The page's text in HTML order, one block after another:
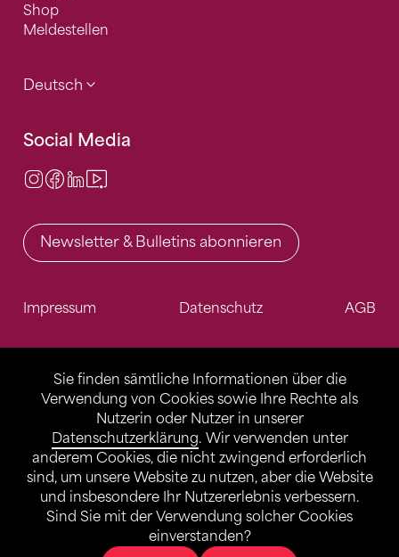
Sie finden sämtliche Informationen über die
Verwendung von Cookies sowie Ihre Rechte als
Nutzerin oder Nutzer in unserer
Datenschutzerklärung. Wir verwenden unter
anderem Cookies, die nicht zwingend erforderlich
sind, um unsere Website zu nutzen, aber die Website
und insbesondere Ihr Nutzererlebnis verbessern.
Sind Sie mit der Verwendung solcher Cookies
einverstanden?
Shop
Meldestellen
Deutsch
Social Media
Instagram
Facebook
LinkedIn
Newsletter & Bulletins abonnieren
Impressum Datenschutz AGB